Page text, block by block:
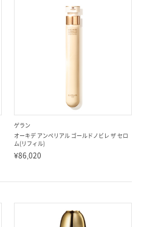
ゲラン
オーキデ アンペリアル ゴールドノビレ ザ セロ
ム(リフィル)
¥86,020